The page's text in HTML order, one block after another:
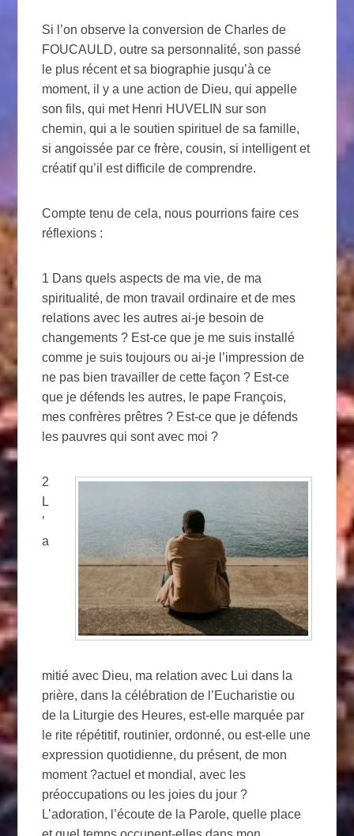
Si l’on observe la conversion de Charles de
FOUCAULD, outre sa personnalité, son passé
le plus récent et sa biographie jusqu’à ce
moment, il y a une action de Dieu, qui appelle
son fils, qui met Henri HUVELIN sur son
chemin, qui a le soutien spirituel de sa famille,
si angoissée par ce frère, cousin, si intelligent et
créatif qu’il est difficile de comprendre.
Compte tenu de cela, nous pourrions faire ces
réflexions :
1 Dans quels aspects de ma vie, de ma
spiritualité, de mon travail ordinaire et de mes
relations avec les autres ai-je besoin de
changements ? Est-ce que je me suis installé
comme je suis toujours ou ai-je l’impression de
ne pas bien travailler de cette façon ? Est-ce
que je défends les autres, le pape François,
mes confrères prêtres ? Est-ce que je défends
les pauvres qui sont avec moi ?
2
L
’
a
mitié avec Dieu, ma relation avec Lui dans la
prière, dans la célébration de l’Eucharistie ou
de la Liturgie des Heures, est-elle marquée par
le rite répétitif, routinier, ordonné, ou est-elle une
expression quotidienne, du présent, de mon
moment ?actuel et mondial, avec les
préoccupations ou les joies du jour ?
L’adoration, l’écoute de la Parole, quelle place